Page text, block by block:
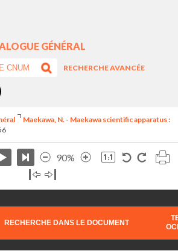
GÉNÉRAL
RECHERCHE AVANCÉE
Maekawa, N. - Maekawa scientific apparatus :
90%
RECHERCHE DANS LE DOCUMENT